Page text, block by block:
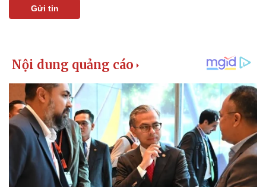
Pháp luật
Tư vấn luật
Gửi tin